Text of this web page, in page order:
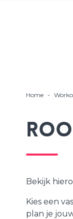
Home -
Bekijk
Kies een
plan je